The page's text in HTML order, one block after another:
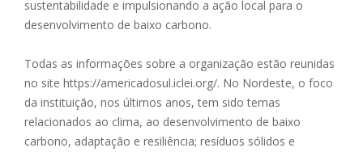
sustentabilidade e impulsionando a ação local para o
desenvolvimento de baixo carbono.
Todas as informações sobre a organização estão reunidas
no site https://americadosul.iclei.org/. No Nordeste, o foco
da instituição, nos últimos anos, tem sido temas
relacionados ao clima, ao desenvolvimento de baixo
carbono, adaptação e resiliência; resíduos sólidos e